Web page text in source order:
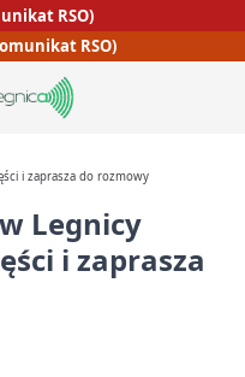
RSO)
RSO)
i zaprasza do rozmowy
Legnicy
i zaprasza